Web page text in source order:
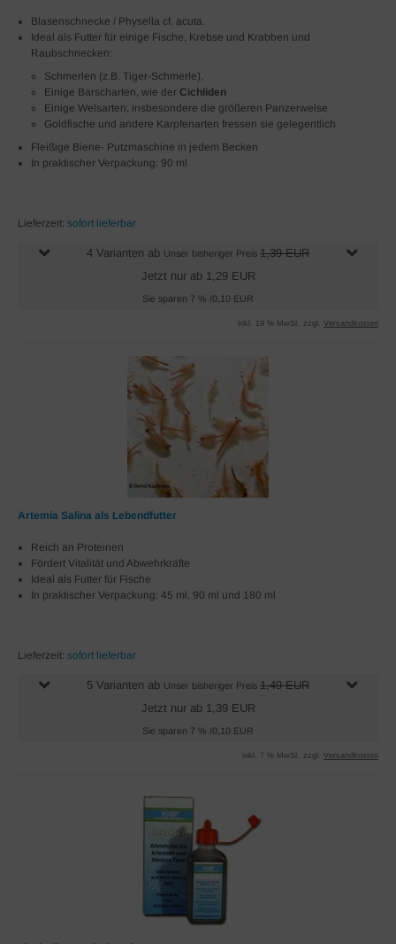
Blasenschnecke / Physella cf. acuta.
Ideal als Futter für einige Fische, Krebse und Krabben und
Raubschnecken:
Schmerlen (z.B. Tiger-Schmerle),
Einige Barscharten, wie der Cichliden
Einige Welsarten, insbesondere die größeren Panzerwelse
Goldfische und andere Karpfenarten fressen sie gelegentlich
Fleißige Biene- Putzmaschine in jedem Becken
In praktischer Verpackung: 90 ml
Lieferzeit: sofort lieferbar
4 Varianten ab Unser bisheriger Preis 1,39 EUR
Jetzt nur ab 1,29 EUR
Sie sparen 7 % /0,10 EUR
inkl. 19 % MwSt. zzgl. Versandkosten
Artemia Salina als Lebendfutter
Reich an Proteinen
Fördert Vitalität und Abwehrkräfte
Ideal als Futter für Fische
In praktischer Verpackung: 45 ml, 90 ml und 180 ml
Lieferzeit: sofort lieferbar
5 Varianten ab Unser bisheriger Preis 1,49 EUR
Jetzt nur ab 1,39 EUR
Sie sparen 7 % /0,10 EUR
inkl. 7 % MwSt. zzgl. Versandkosten